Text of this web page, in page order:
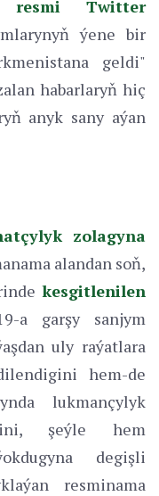
resmi Twitter
ýene bir
geldi"
habarlaryň hiç
anyk sany aýan
zolagyna
alandan soň,
kesgitlenilen
a garşy sanjym
uly raýatlara
hem-de
lukmançylyk
şeýle hem
degişli
resminama